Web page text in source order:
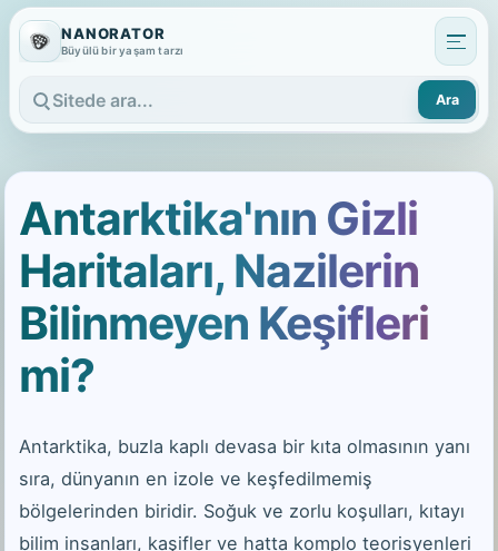
NANORATOR
Büyülü bir yaşam tarzı
Sitede ara
Ara
Antarktika'nın Gizli
Haritaları, Nazilerin
Bilinmeyen Keşifleri
mi?
Antarktika, buzla kaplı devasa bir kıta olmasının yanı
sıra, dünyanın en izole ve keşfedilmemiş
bölgelerinden biridir. Soğuk ve zorlu koşulları, kıtayı
bilim insanları, kaşifler ve hatta komplo teorisyenleri